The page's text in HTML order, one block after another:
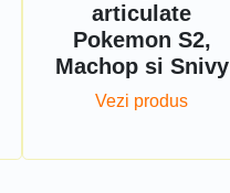
articulate
Pokemon S2,
Machop si Snivy
Vezi produs